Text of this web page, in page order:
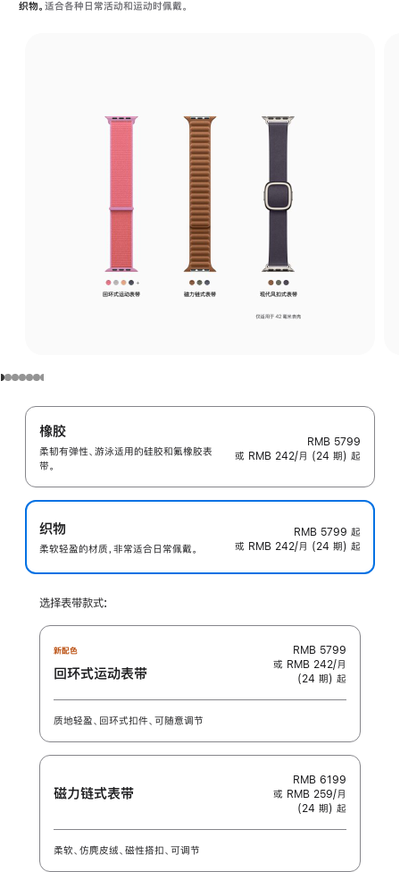
织物。 适合各种日常活动和运动时佩戴。
橡胶
柔韧有弹性、游泳适用的硅胶和氟橡胶表
带。
RMB 5799
或 RMB 242/月 (24 期) 起
织物
柔软轻盈的材质，非常适合日常佩戴。
RMB 5799 起
或 RMB 242/月 (24 期) 起
选择表带款式:
新配色
回环式运动表带
RMB 5799
或 RMB 242/月
(24 期) 起
质地轻盈、回环式扣件、可随意调节
磁力链式表带
RMB 6199
或 RMB 259/月
(24 期) 起
柔软、仿麂皮绒、磁性搭扣、可调节